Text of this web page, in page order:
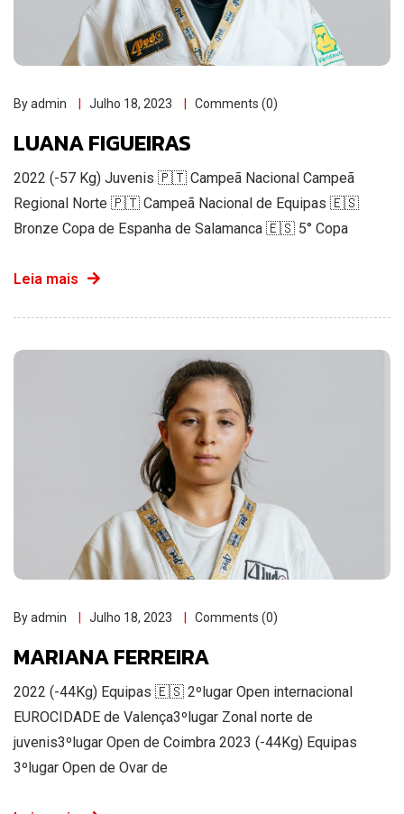
By admin Julho 18, 2023 Comments (0)
LUANA FIGUEIRAS
2022 (-57 Kg) Juvenis 🇵🇹 Campeã Nacional Campeã
Regional Norte 🇵🇹 Campeã Nacional de Equipas 🇪🇸
Bronze Copa de Espanha de Salamanca 🇪🇸 5° Copa
Leia mais
By admin Julho 18, 2023 Comments (0)
MARIANA FERREIRA
2022 (-44Kg) Equipas 🇪🇸 2ºlugar Open internacional
EUROCIDADE de Valença3ºlugar Zonal norte de
juvenis3ºlugar Open de Coimbra 2023 (-44Kg) Equipas
3ºlugar Open de Ovar de